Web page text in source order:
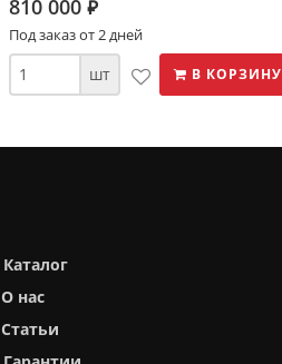
810 000 ⃏
Под заказ от 2 дней
шт В КОРЗИНУ
Каталог
О нас
Статьи